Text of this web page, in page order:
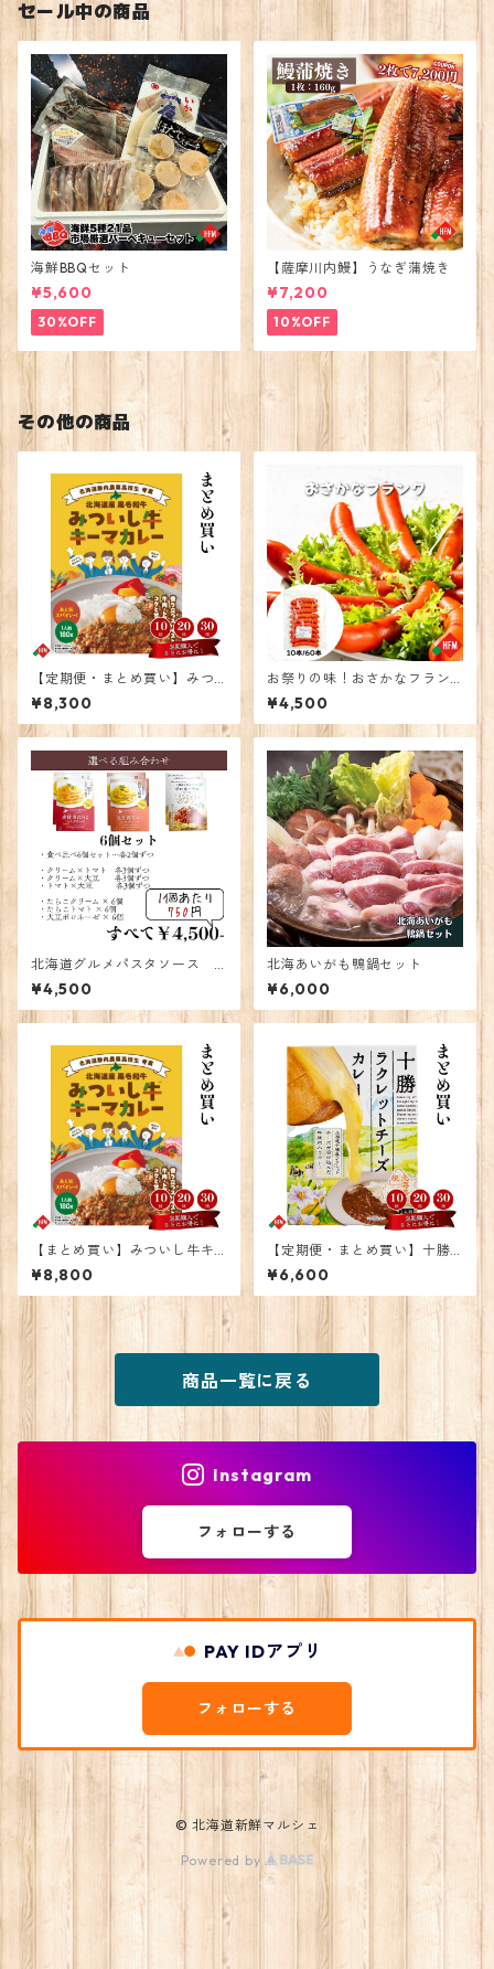
セール中の商品
海鮮BBQセット
¥5,600
30%OFF
【薩摩川内鰻】うなぎ蒲焼き
¥7,200
10%OFF
その他の商品
【定期便・まとめ買い】みつ
いし牛キーマカレー 10個
¥8,300
お祭りの味！おさかなフラン
ク【10本】
¥4,500
北海道グルメパスタソース 6
食
¥4,500
北海あいがも鴨鍋セット
¥6,000
【まとめ買い】みついし牛キ
ーマカレー10個
¥8,800
【定期便・まとめ買い】十勝
ラクレットチーズカレー 10
個
¥6,600
商品一覧に戻る
Instagram
フォローする
PAY IDアプリ
フォローする
© 北海道新鮮マルシェ
Powered by